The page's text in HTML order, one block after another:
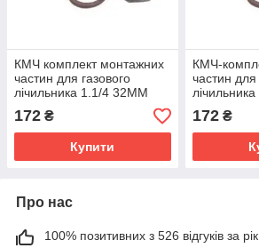
КМЧ комплект монтажних
частин для газового
лічильника 1.1/4 32MM
172 ₴
Купити
КМЧ-
частин для
без КМЧ
172₴
Про нас
100% позитивних з 526 відгуків за рік